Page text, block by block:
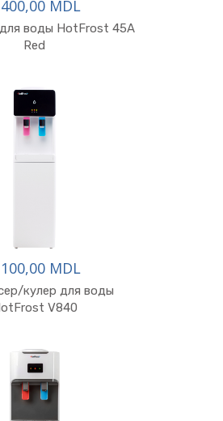
MDL
воды HotFrost 45A
Red
MDL
кулер для воды
V840